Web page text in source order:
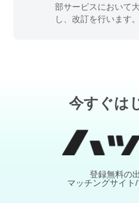
部サービスにおいて
し、改訂を行います。
今すぐは
登録無料の
マッチングサイト